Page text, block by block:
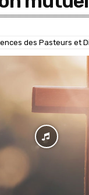
des Pasteurs et